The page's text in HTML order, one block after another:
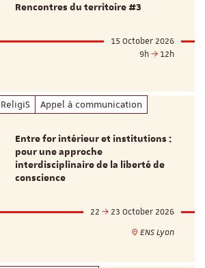
Rencontres du territoire #3
15 October 2026
9h
12h
ReligiS Appel à communication
Entre for intérieur et institutions :
pour une approche
interdisciplinaire de la liberté de
conscience
22
23 October 2026
ENS Lyon